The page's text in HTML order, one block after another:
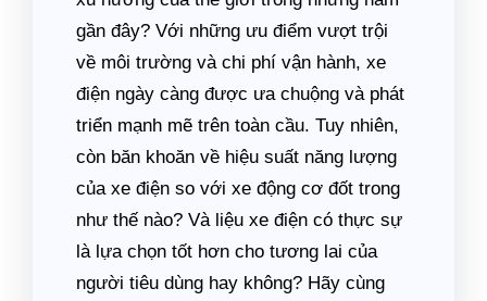
gần đây? Với những ưu điểm vượt trội
về môi trường và chi phí vận hành, xe
điện ngày càng được ưa chuộng và phát
triển mạnh mẽ trên toàn cầu. Tuy nhiên,
còn băn khoăn về hiệu suất năng lượng
của xe điện so với xe động cơ đốt trong
như thế nào? Và liệu xe điện có thực sự
là lựa chọn tốt hơn cho tương lai của
người tiêu dùng hay không? Hãy cùng